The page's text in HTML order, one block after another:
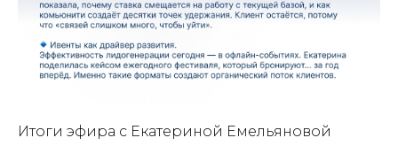
Итоги эфира с Екатериной Емельяновой